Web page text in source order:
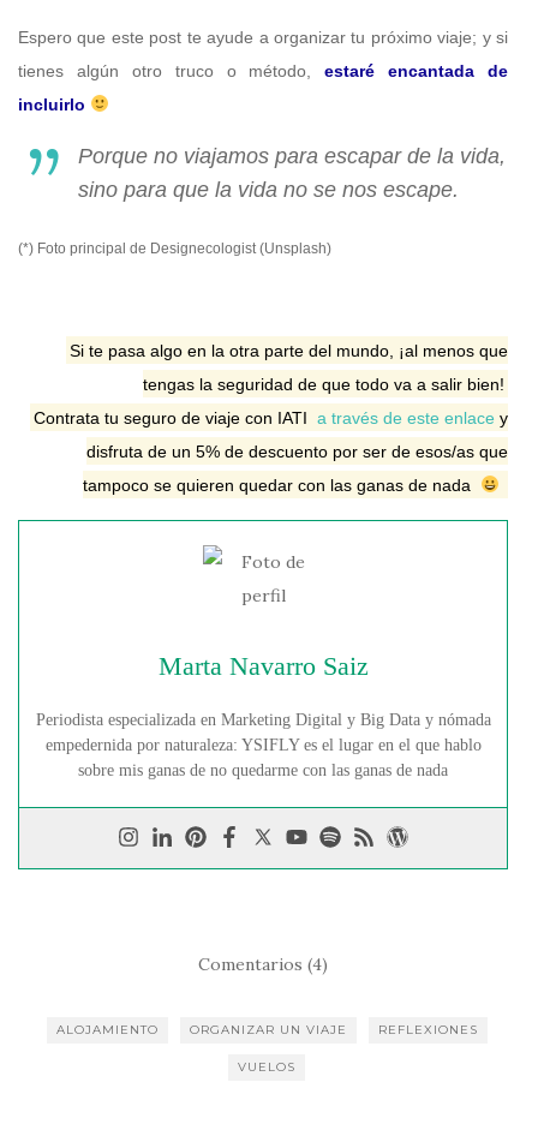
Espero que este post te ayude a organizar tu próximo viaje; y si
tienes algún otro truco o método,estaré encantada de
incluirlo
Porque no viajamos para escapar de la vida,
sino para que la vida no se nos escape.
(*) Foto principal de Designecologist (Unsplash)
Si te pasa algo en la otra parte del mundo, ¡al menos que
tengas la seguridad de que todo va a salir bien!
Contrata tu seguro de viaje con IATI a través de este enlace y
disfruta de un 5% de descuento por ser de esos/as que
tampoco se quieren quedar con las ganas de nada
Marta Navarro Saiz
Periodista especializada en Marketing Digital y Big Data y nómada
empedernida por naturaleza: YSIFLY es el lugar en el que hablo
sobre mis ganas de no quedarme con las ganas de nada
Comentarios (4)
ALOJAMIENTO ORGANIZAR UN VIAJE REFLEXIONES
VUELOS